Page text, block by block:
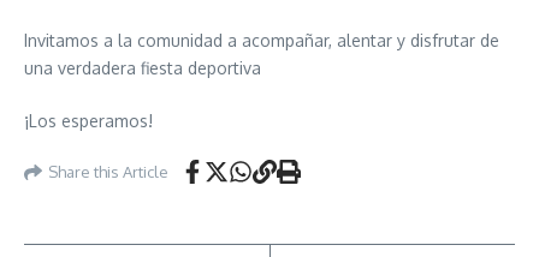
Invitamos a la comunidad a acompañar, alentar y disfrutar de
una verdadera fiesta deportiva
¡Los esperamos!
Share this Article